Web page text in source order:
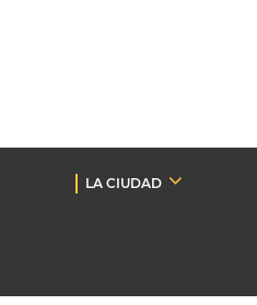
LA CIUDAD